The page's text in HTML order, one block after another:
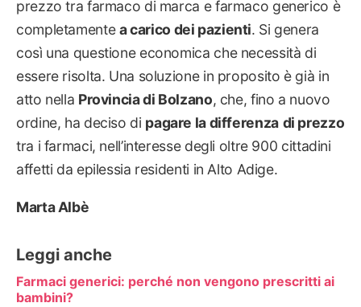
prezzo tra farmaco di marca e farmaco generico è
completamentea carico dei pazienti. Si genera
così una questione economica che necessità di
essere risolta. Una soluzione in proposito è già in
atto nella Provincia di Bolzano, che, fino a nuovo
ordine, ha deciso di pagare la differenza di prezzo
tra i farmaci, nell’interesse degli oltre 900 cittadini
affetti da epilessia residenti in Alto Adige.
Marta Albè
Leggi anche
Farmaci generici: perché non vengono prescritti ai
bambini?